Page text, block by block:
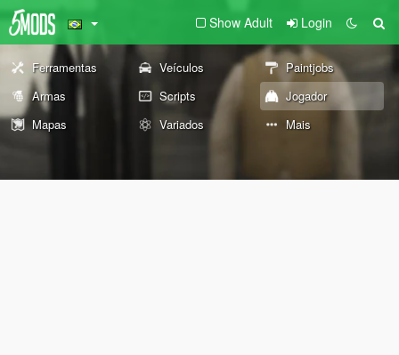
Show Adult Login
Ferramentas Veículos
Paintjobs
Armas
Scripts
Jogador
Mapas
Variados Mais